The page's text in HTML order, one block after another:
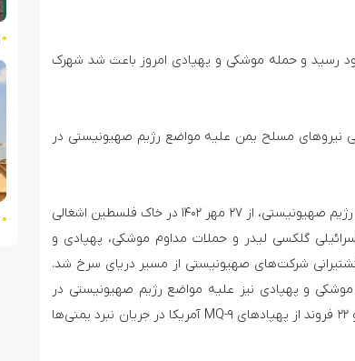
رسید و حمله موشکی و پهپادی امروز باعث شد شهرک
نیروهای مسلح یمن علیه مواضع رژیم صهیونیستی در
عملیات نیروهای مسلح یمن برای پشتیبانی از مردم و مقاومت فلسطین در نبرد با رژیم صهیونیستی، از ۲۷ مهر ۱۴۰۲ در خاک فلسطین اشغالی
گلکسی لیدر و حملات مداوم موشکی، پهپادی و
توقف کشتیرانی شرکت‌های صهیونیستی از مسیر دریای سرخ شد.
با حملات متعدد به کشتی‌های متخلف، بیش از ۱۹۰ عملیات موشکی و پهپادی نیز علیه مواضع رژیم صهیونیستی در
فلسطین اشغالی اجرا کرده است. همچنین سه فروند جنگنده اف ۱۸ سوپر هورنت و ۲۲ فروند از پهپادهای MQ-۹ آمریکا در جریان نبرد یمنی‌ها